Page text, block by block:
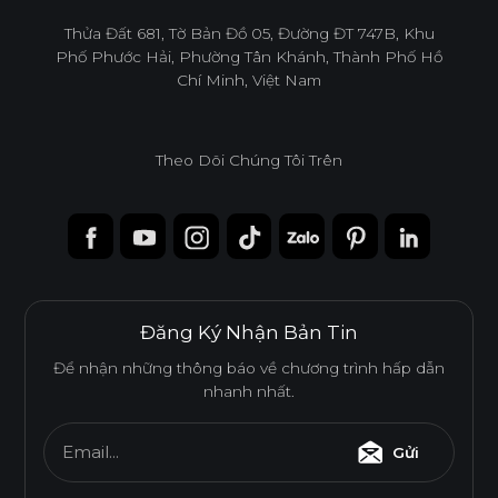
infoacc@ancuong.com
Thửa Đất 681, Tờ Bản Đồ 05, Đường ĐT 747B, Khu
Phố Phước Hải, Phường Tân Khánh, Thành Phố Hồ
Chí Minh, Việt Nam
Theo Dõi Chúng Tôi Trên
Đăng Ký Nhận Bản Tin
Để nhận những thông báo về chương trình hấp dẫn
nhanh nhất.
Email... Gửi